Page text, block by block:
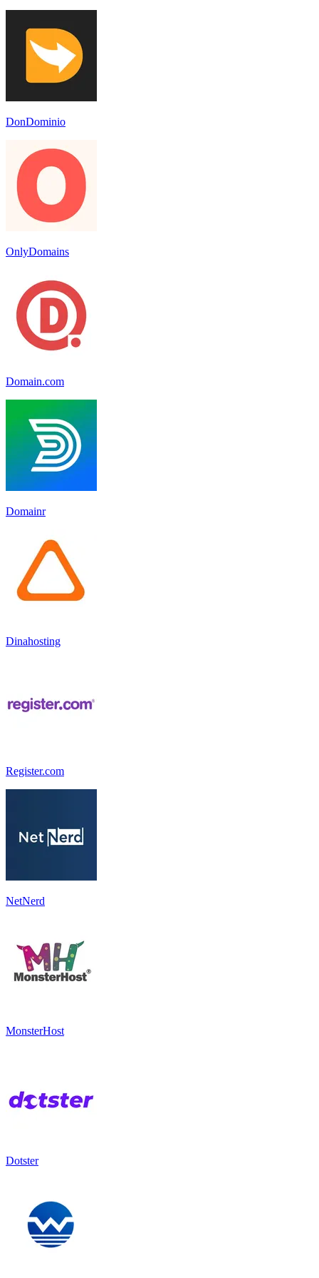
DonDominio
OnlyDomains
Domain.com
Domainr
Dinahosting
Register.com
NetNerd
MonsterHost
Dotster